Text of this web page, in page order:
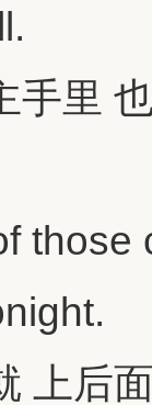
手里
those
上后